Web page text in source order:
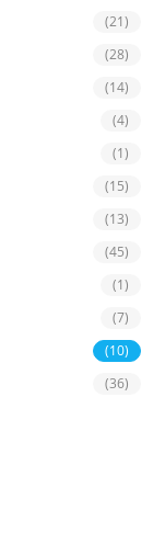
(21)
(28)
(14)
(4)
(1)
(15)
(13)
(45)
(1)
(7)
(10)
(36)